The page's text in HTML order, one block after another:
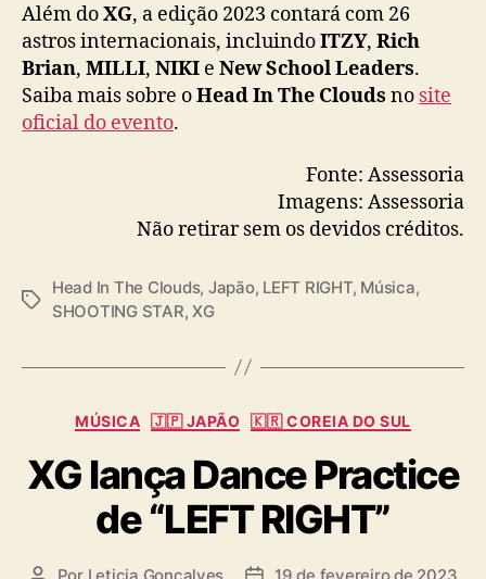
Além doXG, a edição 2023 contará com 26
astros internacionais, incluindoITZY, Rich
Brian, MILLI, NIKI e New School Leaders.
Saiba mais sobre oHead In The Clouds no site
oficial do evento.
Fonte: Assessoria
Imagens: Assessoria
Não retirar sem os devidos créditos.
T
s
Head In The Clouds, Japão, LEFT RIGHT, Música,
SHOOTING STAR,XG
C
t
e
g
o
MÚSICA 🇯🇵 JAPÃO 🇰🇷 COREIA DO SUL
XG lança Dance Practice
de “LEFT RIGHT”